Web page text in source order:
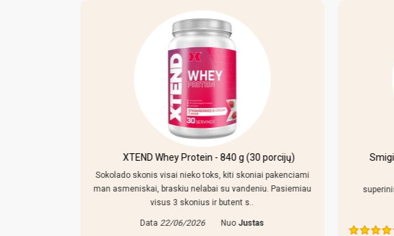
XTEND Whey Protein - 840 g (30 porcijų)
Sokolado skonis visai nieko toks, kiti skoniai pakenciami
man asmeniskai, braskiu nelabai su vandeniu. Pasiemiau
visus 3 skonius ir butent s..
Data 22/06/2026 Nuo Justas